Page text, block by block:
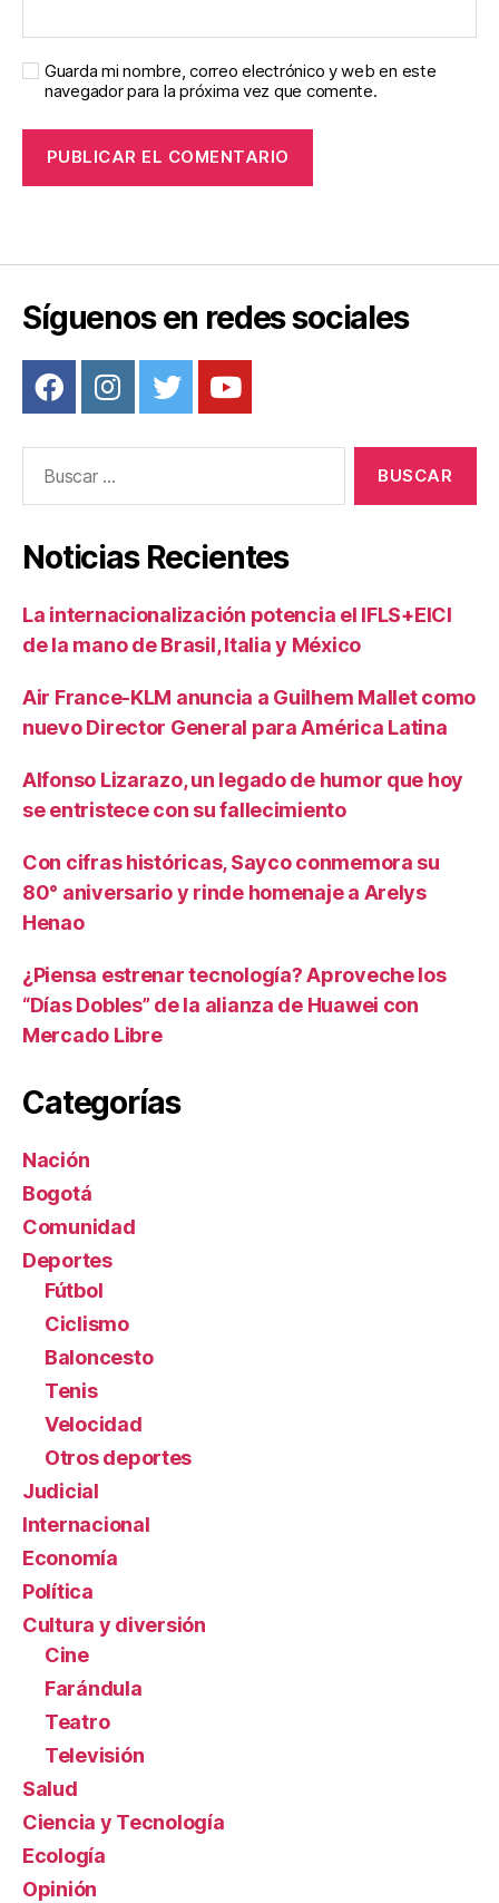
Guarda mi nombre, correo electrónico y web en este
navegador para la próxima vez que comente.
Síguenos en redes sociales
Noticias Recientes
La internacionalización potencia el IFLS+EICI
de la mano de Brasil, Italia y México
Air France-KLM anuncia a Guilhem Mallet como
nuevo Director General para América Latina
Alfonso Lizarazo, un legado de humor que hoy
se entristece con su fallecimiento
Con cifras históricas, Sayco conmemora su
80° aniversario y rinde homenaje a Arelys
Henao
¿Piensa estrenar tecnología? Aproveche los
“Días Dobles” de la alianza de Huawei con
Mercado Libre
Categorías
Nación
Bogotá
Comunidad
Deportes
Fútbol
Ciclismo
Baloncesto
Tenis
Velocidad
Otros deportes
Judicial
Internacional
Economía
Política
Cultura y diversión
Cine
Farándula
Teatro
Televisión
Salud
Ciencia y Tecnología
Ecología
Opinión